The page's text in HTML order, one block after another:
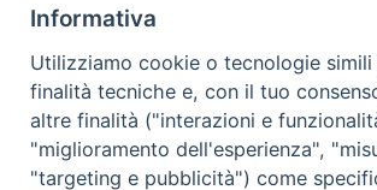
Redazione
Scrivici
Informativa
Utilizziamo cookie o tecnologie simili
finalità tecniche e, con il tuo
altre finalità ("interazioni e
"miglioramento dell'esperienza",
"targeting e pubblicità") come